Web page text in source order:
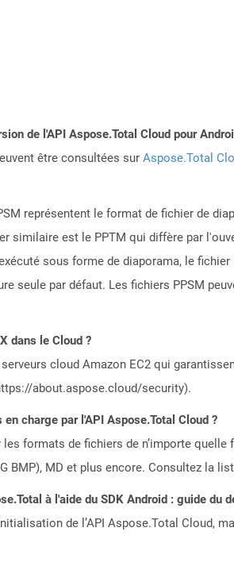
de l'API Aspose.Total Cloud pour
être consultées sur Aspose.Total
représentent le format de fichier de
similaire est le PPTM qui diffère par
sous forme de diaporama, le
seule par défaut. Les fichiers PPSM
dans le Cloud ?
cloud Amazon EC2 qui
about.aspose.cloud/security).
charge par l'API Aspose.Total Cloud ?
formats de fichiers de n’importe
BMP), MD et plus encore. Consultez la
à l'aide du SDK Android : guide du
de l’API Aspose.Total Cloud,